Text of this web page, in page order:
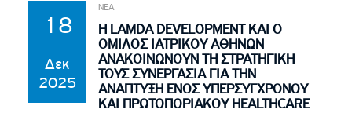
18
Δεκ
2025
ΝΕΑ
Η LAMDA DEVELOPMENT ΚΑΙ Ο
ΟΜΙΛΟΣ ΙΑΤΡΙΚΟΥ ΑΘΗΝΩΝ
ΑΝΑΚΟΙΝΩΝΟΥΝ ΤΗ ΣΤΡΑΤΗΓΙΚΗ
ΤΟΥΣ ΣΥΝΕΡΓΑΣΙΑ ΓΙΑ ΤΗΝ
ΑΝΑΠΤΥΞΗ ΕΝΟΣ ΥΠΕΡΣΥΓΧΡΟΝΟΥ
ΚΑΙ ΠΡΩΤΟΠΟΡΙΑΚΟΥ HEALTHCARE